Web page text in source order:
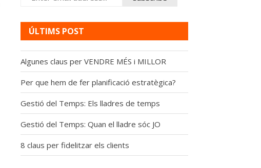
ÚLTIMS POST
Algunes claus per VENDRE MÉS i MILLOR
Per que hem de fer planificació estratègica?
Gestió del Temps: Els lladres de temps
Gestió del Temps: Quan el lladre sóc JO
8 claus per fidelitzar els clients